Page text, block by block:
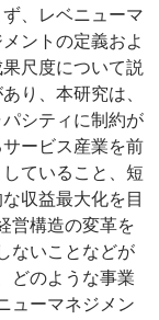
、レベニューマ
メントの定義およ
果尺度について説
り、本研究は、
パシティに制約が
サービス産業を前
ていること、短
収益最大化を目
営構造の変革を
ないことなどが
どのような事業
ューマネジメン